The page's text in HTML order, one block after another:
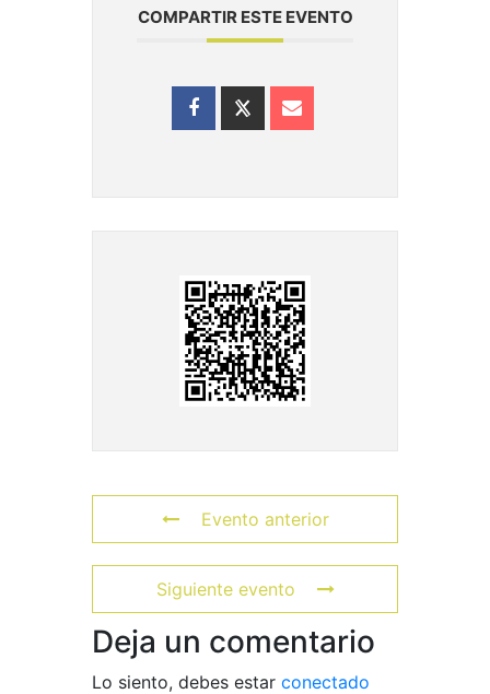
COMPARTIR ESTE EVENTO
Evento anterior
Siguiente evento
Deja un comentario
Lo siento, debes estar conectado